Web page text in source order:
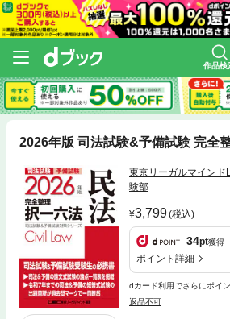
作品検
2026年版 司法試験&予備試験 完全
東京リーガルマイン
験部
3,799(税込)
34pt獲得
ポイント詳細
dカード利用でさらにポイ
返品不可